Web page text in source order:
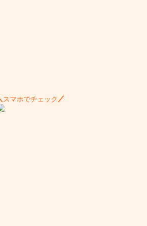
スマホでチェック